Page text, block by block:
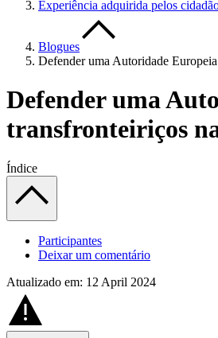
Experiência adquirida pelos
Blogues
Defender uma Autoridade
Defender uma
transfronteiriços
Índice
Participantes
Deixar um comentário
Atualizado em: 12 April 2024